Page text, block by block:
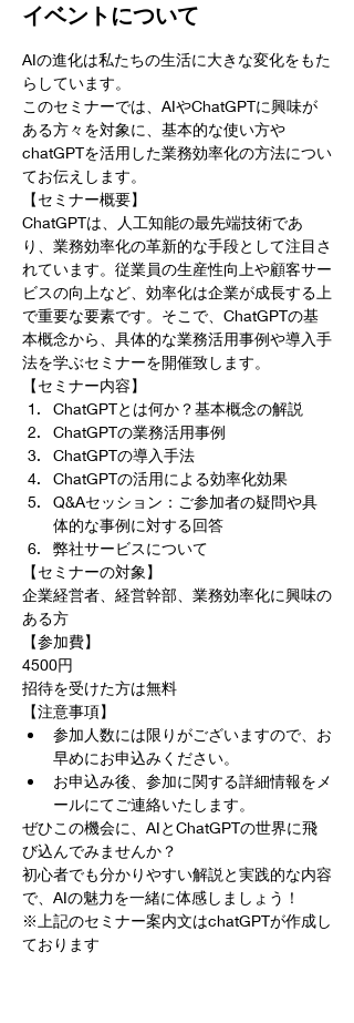
イベントについて
AIの進化は私たちの生活に大きな変化をもた
らしています。
このセミナーでは、AIやChatGPTに興味が
ある方々を対象に、基本的な使い方や
chatGPTを活用した業務効率化の方法につい
てお伝えします。
【セミナー概要】
ChatGPTは、人工知能の最先端技術であ
り、業務効率化の革新的な手段として注目さ
れています。従業員の生産性向上や顧客サー
ビスの向上など、効率化は企業が成長する上
で重要な要素です。そこで、ChatGPTの基
本概念から、具体的な業務活用事例や導入手
法を学ぶセミナーを開催致します。
【セミナー内容】
ChatGPTとは何か？基本概念の解説
ChatGPTの業務活用事例
ChatGPTの導入手法
ChatGPTの活用による効率化効果
Q&Aセッション：ご参加者の疑問や具
体的な事例に対する回答
弊社サービスについて
【セミナーの対象】
企業経営者、経営幹部、業務効率化に興味の
ある方
【参加費】
4500円
招待を受けた方は無料
【注意事項】
参加人数には限りがございますので、お
早めにお申込みください。
お申込み後、参加に関する詳細情報をメ
ールにてご連絡いたします。
ぜひこの機会に、AIとChatGPTの世界に飛
び込んでみませんか？
初心者でも分かりやすい解説と実践的な内容
で、AIの魅力を一緒に体感しましょう！
※上記のセミナー案内文はchatGPTが作成し
ております